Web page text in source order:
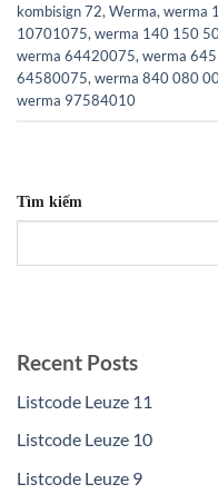
kombisign 72, Werma, werma
10701075, werma 140 150
werma 64420075, werma
64580075, werma 840 080
werma 97584010
Tìm kiếm
Recent Posts
Listcode Leuze 11
Listcode Leuze 10
Listcode Leuze 9